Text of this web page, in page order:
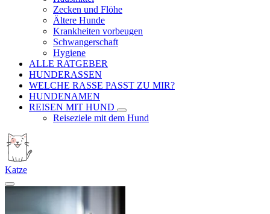
Zecken und Flöhe
Ältere Hunde
Krankheiten vorbeugen
Schwangerschaft
Hygiene
ALLE RATGEBER
HUNDERASSEN
WELCHE RASSE PASST ZU MIR?
HUNDENAMEN
REISEN MIT HUND
Reiseziele mit dem Hund
Katze